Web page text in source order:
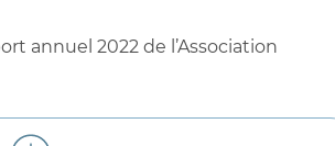
annuel 2022 de l’Association